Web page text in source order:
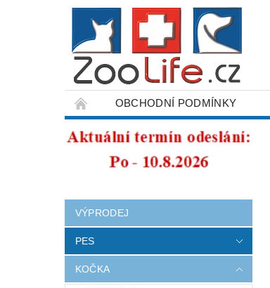
OBCHODNÍ PODMÍNKY
ODSTOUPENÍ OD SMLOUVY
VÝPRODEJ
PES
KOČKA